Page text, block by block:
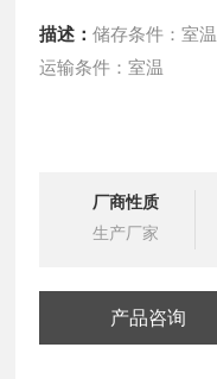
描述：储存条件：室温
运输条件：室温
厂商性质
生产厂家
产品咨询